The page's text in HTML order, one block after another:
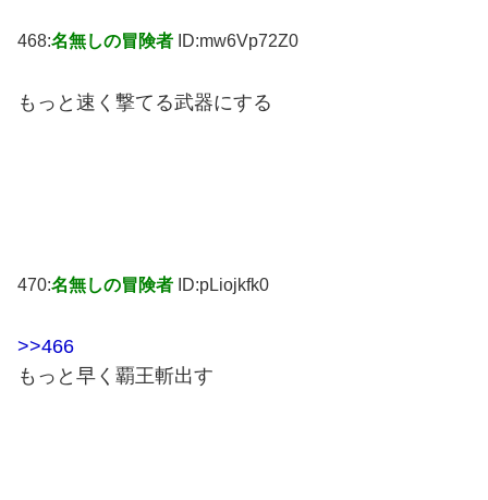
468:名無しの冒険者 ID:mw6Vp72Z0
もっと速く撃てる武器にする
470:名無しの冒険者 ID:pLiojkfk0
>>466
もっと早く覇王斬出す